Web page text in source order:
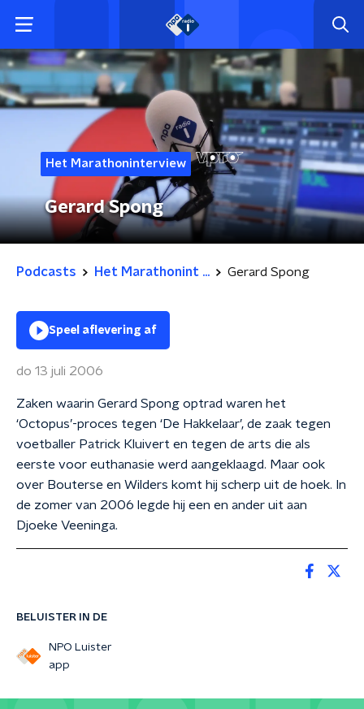
Het Marathoninterview
Gerard Spong
Podcasts Het Marathonint ... Gerard Spong
BELUISTER IN DE
NPO Luister
app
Speel aflevering af
do 13 juli 2006
Zaken waarin Gerard Spong optrad waren het
‘Octopus’-proces tegen ‘De Hakkelaar’, de zaak tegen
voetballer Patrick Kluivert en tegen de arts die als
eerste voor euthanasie werd aangeklaagd. Maar ook
over Bouterse en Wilders komt hij scherp uit de hoek. In
de zomer van 2006 legde hij een en ander uit aan
Djoeke Veeninga.